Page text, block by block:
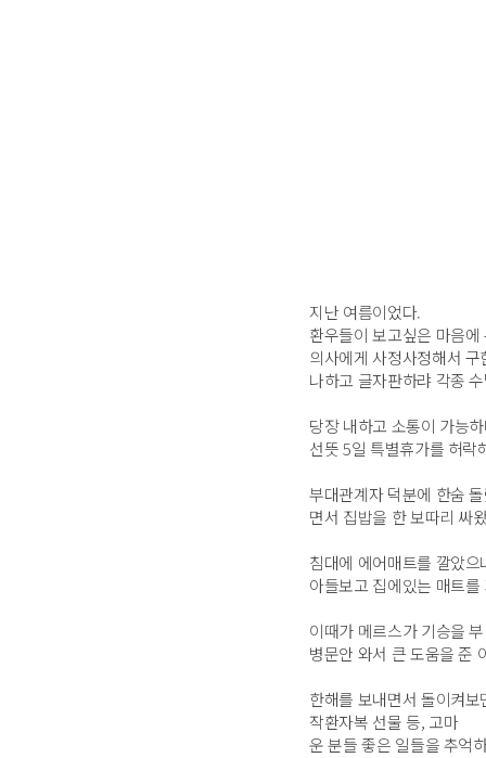
지난 여름이었다.
환우들이 보고싶은 마음
의사에게 사정사정해서
나하고 글자판하랴 각종
당장 내하고 소통이 가능
선뜻 5일 특별휴가를 허락
부대관계자 덕분에 한숨
면서 집밥을 한 보따리 싸
침대에 에어매트를 깔았
아들보고 집에있는 매트
이때가 메르스가 기승을
병문안 와서 큰 도움을 준
한해를 보내면서 돌이켜
작환자복 선물 등, 고마
운 분들 좋은 일들을 추억